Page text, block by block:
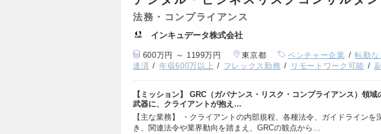
法務・コンプライアンス
インキュデータ株式会社
600万円 ～ 1199万円 東京都 ベンチャー企業 転勤な
達済
年収600万以上 フレックス勤務 リモートワーク可能
【ミッション】 GRC（ガバナンス・リスク・コンプライアンス）領域
武器に、クライアントが抱え…
【主な業務】 ・クライアントの内部規程、各種法令、ガイドラインを
き、関連法令や業界動向を踏まえ、GRCの観点から…